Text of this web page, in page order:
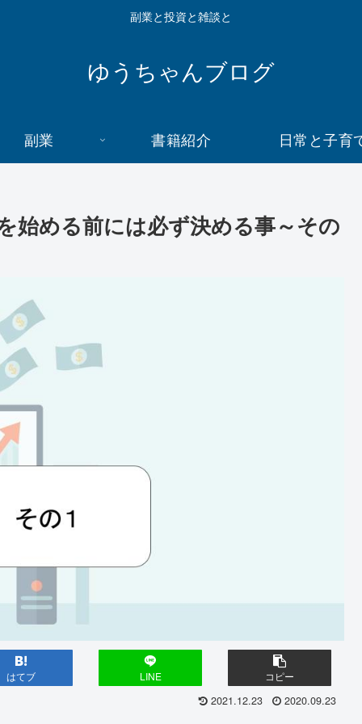
副業と投資と雑談と
ゆうちゃんブログ
副業 書籍紹介 日常と子育
める前には必ず決める事～その
はてブ LINE コピー
2021.12.23 2020.09.23